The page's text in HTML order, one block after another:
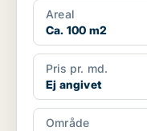
Areal
Ca. 100 m2
Pris pr. md.
Ej angivet
Område